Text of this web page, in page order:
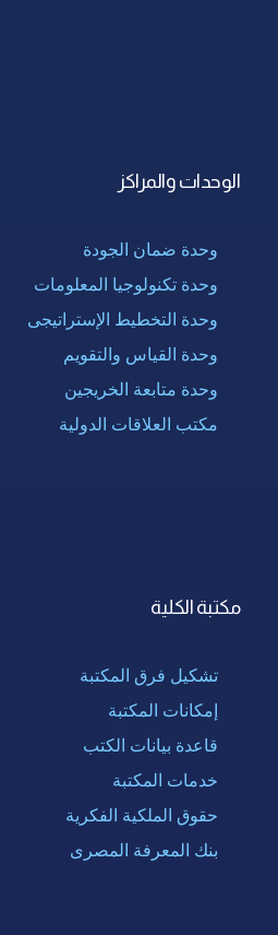
الوحدات والمراكز
وحدة ضمان الجودة
وحدة تكنولوجيا المعلومات
وحدة التخطيط الإستراتيجى
وحدة القياس والتقويم
وحدة متابعة الخريجين
مكتب العلاقات الدولية
مكتبة الكلية
تشكيل فرق المكتبة
إمكانات المكتبة
قاعدة بيانات الكتب
خدمات المكتبة
حقوق الملكية الفكرية
بنك المعرفة المصرى